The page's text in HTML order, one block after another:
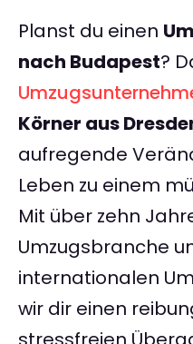
Planst du einen
nach Budapest?
Körner aus
aufregende
Leben zu einem
Mit über zehn
Umzugsbranche
internationalen
wir dir einen